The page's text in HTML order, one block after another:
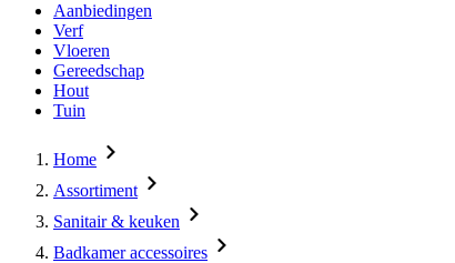
Aanbiedingen
Verf
Vloeren
Gereedschap
Hout
Tuin
Home
Assortiment
Sanitair & keuken
Badkamer accessoires